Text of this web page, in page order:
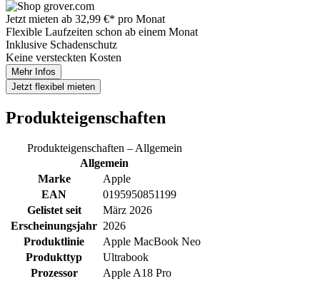
Jetzt mieten ab 32,99 €* pro Monat
Flexible Laufzeiten schon ab einem Monat
Inklusive Schadenschutz
Keine versteckten Kosten
Mehr Infos
Jetzt flexibel mieten
Produkteigenschaften
Produkteigenschaften – Allgemein
Allgemein
Marke
Apple
EAN
0195950851199
Gelistet seit
März 2026
Erscheinungsjahr 2026
Produktlinie
Apple MacBook Neo
Produkttyp
Ultrabook
Prozessor
Apple A18 Pro